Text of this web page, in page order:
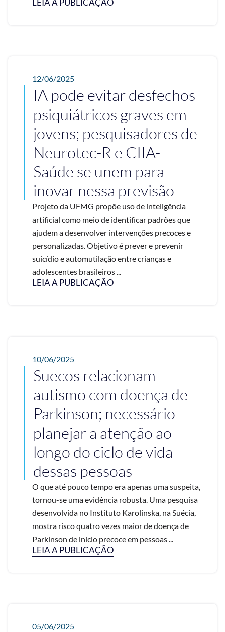
12/06/2025
IA pode evitar desfechos
psiquiátricos graves em
jovens; pesquisadores de
Neurotec-R e CIIA-
Saúde se unem para
inovar nessa previsão
Projeto da UFMG propõe uso de inteligência
artificial como meio de identificar padrões que
ajudem a desenvolver intervenções precoces e
personalizadas. Objetivo é prever e prevenir
suicídio e automutilação entre crianças e
adolescentes brasileiros ...
LEIA A PUBLICAÇÃO
10/06/2025
Suecos relacionam
autismo com doença de
Parkinson; necessário
planejar a atenção ao
longo do ciclo de vida
dessas pessoas
O que até pouco tempo era apenas uma suspeita,
tornou-se uma evidência robusta. Uma pesquisa
desenvolvida no Instituto Karolinska, na Suécia,
mostra risco quatro vezes maior de doença de
Parkinson de início precoce em pessoas ...
LEIA A PUBLICAÇÃO
05/06/2025